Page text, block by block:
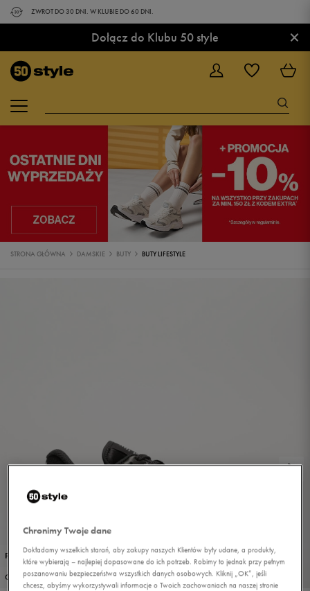
ZWROT DO 30 DNI. W KLUBIE DO 60 DNI.
Dołącz do Klubu 50 style ×
STRONA GŁÓWNA DAMSKIE BUTY BUTY LIFESTYLE
PROMO: DO -30%
OUTLET
Chronimy Twoje dane
Dokładamy wszelkich starań, aby zakupy naszych Klientów były udane, a produkty,
które wybierają – najlepiej dopasowane do ich potrzeb. Robimy to jednak przy pełnym
poszanowaniu bezpieczeństwa wszystkich danych osobowych. Kliknij „OK”, jeśli
chcesz, abyśmy wykorzystywali informacje o Twoich zachowaniach na naszej stronie